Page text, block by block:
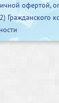
офертой,
Гражданского